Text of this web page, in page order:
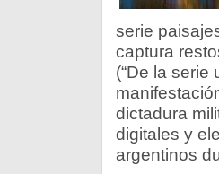
serie
captura
(“De la serie
dictadura
digitales y
argentinos